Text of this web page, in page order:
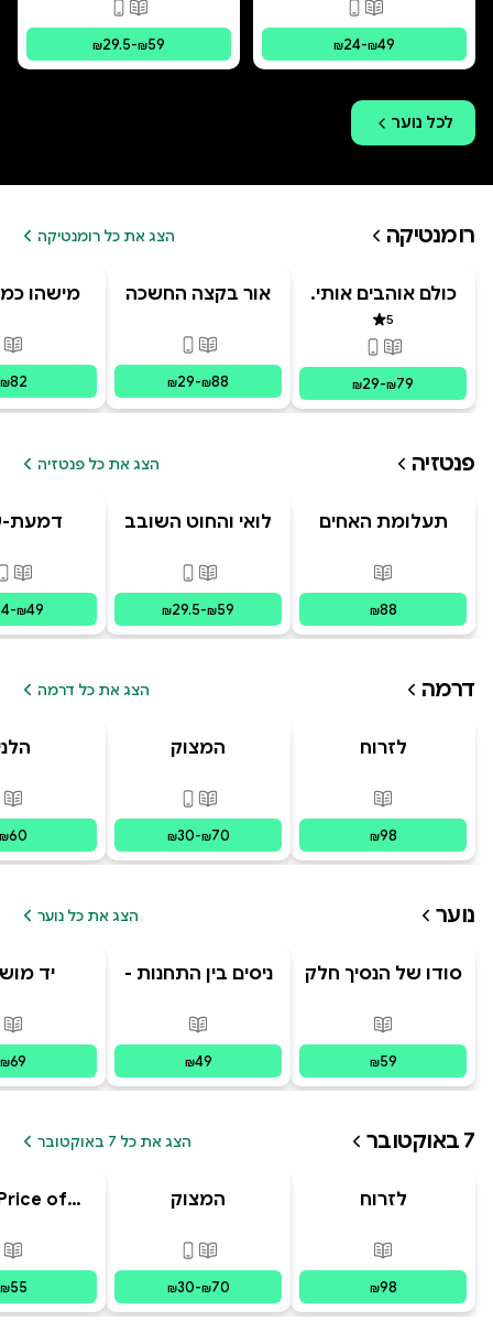
פורמטים זמינים מודפס, דיגיטלי
₪24-₪49
פורמטים זמינים
₪29.5-₪59
לכל נוער
רומנטיקה הצג את כל רומנטיקה
כולם אוהבים אותי.
מרחוק
5
פורמטים זמינים מודפס, דיגיטלי
₪29-₪79
אור בקצה החשכה
פורמטים זמינים מודפס,
₪29-₪88
מישהו
₪82
פנטזיה הצג את כל פנטזיה
תעלומת האחים
פורמטים זמינים
מודפס
₪88
לואי והחוט השובב
המרחפים
פורמטים זמינים
מודפס,
₪29.5-₪59
-₪49
דרמה הצג את כל דרמה
לזרוח
פורמטים זמינים
מודפס
₪98
המצוק
פורמטים זמינים מודפס,
₪30-₪70
₪60
נוער הצג את כל נוער
סודו של הנסיך חלק
הנסתר
פורמטים זמינים
מודפס
₪59
ניסים בין התחנות -
האבוד
פורמטים זמינים
מודפס
₪49
יד
₪69
7 באוקטובר הצג את כל 7 באוקטובר
לזרוח
פורמטים זמינים
מודפס
₪98
המצוק
פורמטים זמינים מודפס,
₪30-₪70
of
Chaos
₪55